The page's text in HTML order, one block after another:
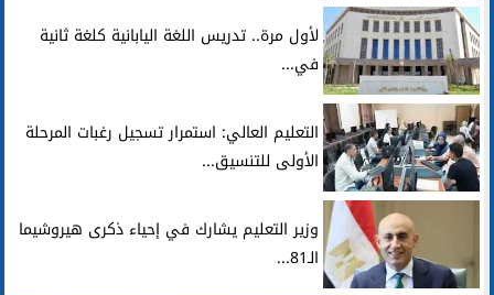
لأول مرة.. تدريس اللغة اليابانية كلغة ثانية
في...
التعليم العالي: استمرار تسجيل رغبات المرحلة
الأولى للتنسيق...
وزير التعليم يشارك في إحياء ذكرى هيروشيما
الـ81...